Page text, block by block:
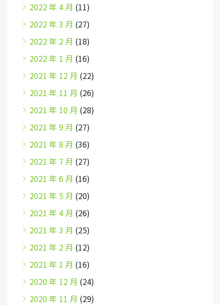
2022 年 4 月 (11)
2022 年 3 月 (27)
2022 年 2 月 (18)
2022 年 1 月 (16)
2021 年 12 月 (22)
2021 年 11 月 (26)
2021 年 10 月 (28)
2021 年 9 月 (27)
2021 年 8 月 (36)
2021 年 7 月 (27)
2021 年 6 月 (16)
2021 年 5 月 (20)
2021 年 4 月 (26)
2021 年 3 月 (25)
2021 年 2 月 (12)
2021 年 1 月 (16)
2020 年 12 月 (24)
2020 年 11 月 (29)